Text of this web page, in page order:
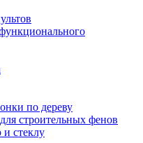
по дереву
строительных фенов
стеклу